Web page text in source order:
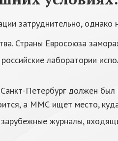
затруднительно,
Страны Евросоюза
лаборатории
Петербург должен
а ММС ищет место,
журналы,